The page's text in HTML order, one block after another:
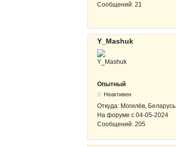
Сообщений: 21
Y_Mashuk
Опытный
Неактивен
Откуда: Могилёв, Беларусь
На форуме с 04-05-2024
Сообщений: 205